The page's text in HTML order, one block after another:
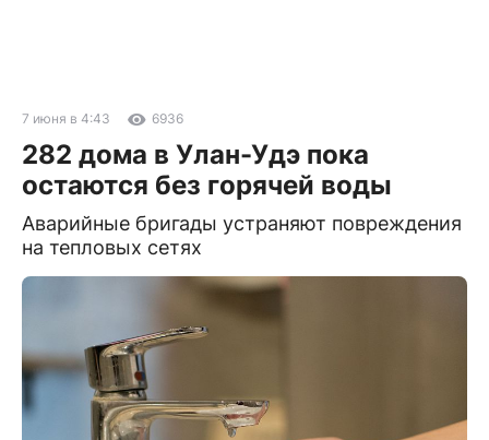
7 июня в 4:43 6936
282 дома в Улан-Удэ пока
остаются без горячей воды
Аварийные бригады устраняют повреждения
на тепловых сетях